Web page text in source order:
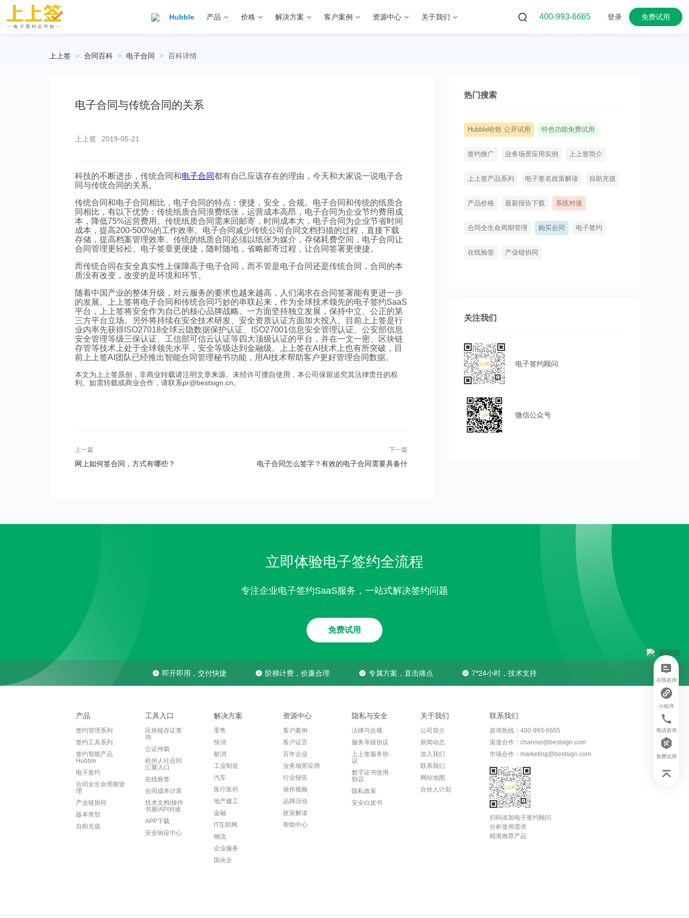
Hubble 产品 价格 解决方案 客户案例 资源中心 关于我们 400-993-6665 登录 免费试用
上上签 > 合同百科 > 电子合同 > 百科详情
电子合同与传统合同的关系
上上签 2019-05-21
科技的不断进步，传统合同和电子合同都有自己应该存在的理由，今天和大家说一说电子合
同与传统合同的关系。
传统合同和电子合同相比，电子合同的特点：便捷，安全，合规。电子合同和传统的纸质合
同相比，有以下优势：传统纸质合同浪费纸张，运营成本高昂，电子合同为企业节约费用成
本，降低75%运营费用。传统纸质合同需来回邮寄，时间成本大，电子合同为企业节省时间
成本，提高200-500%的工作效率。电子合同减少传统公司合同文档扫描的过程，直接下载
存储，提高档案管理效率。传统的纸质合同必须以纸张为媒介，存储耗费空间，电子合同让
合同管理更轻松。电子签章更便捷，随时随地，省略邮寄过程，让合同签署更便捷。
而传统合同在安全真实性上保障高于电子合同，而不管是电子合同还是传统合同，合同的本
质没有改变，改变的是环境和环节。
随着中国产业的整体升级，对云服务的要求也越来越高，人们渴求在合同签署能有更进一步
的发展。上上签将电子合同和传统合同巧妙的串联起来，作为全球技术领先的电子签约SaaS
平台，上上签将安全作为自己的核心品牌战略。一方面坚持独立发展，保持中立、公正的第
三方平台立场。另外将持续在安全技术研发、安全资质认证方面加大投入。目前上上签是行
业内率先获得ISO27018全球云隐数据保护认证、ISO27001信息安全管理认证、公安部信息
安全管理等级三保认证、工信部可信云认证等四大顶级认证的平台，并在一文一密、区块链
存管等技术上处于全球领先水平，安全等级达到金融级。上上签在AI技术上也有所突破，目
前上上签AI团队已经推出智能合同管理秘书功能，用AI技术帮助客户更好管理合同数据。
本文为上上签原创，非商业转载请注明文章来源。未经许可擅自使用，本公司保留追究其法律责任的权
利。如需转载或商业合作，请联系pr@bestsign.cn。
上一篇
网上如何签合同，方式有哪些？
下一篇
电子合同怎么签字？有效的电子合同需要具备什
热门搜索
Hubble哈勃 公开试用 特色功能免费试用
签约推广 业务场景应用实例 上上签简介
上上签产品系列 电子签名政策解读 自助充值
产品价格 最新报告下载 系统对接
合同全生命周期管理 购买合同 电子签约
在线验签 产业链协同
关注我们
电子签约顾问
微信公众号
立即体验电子签约全流程
专注企业电子签约SaaS服务，一站式解决签约问题
免费试用
即开即用，交付快捷 阶梯计费，价廉合理 专属方案，直击痛点 7*24小时，技术支持
产品
签约管理系列
签约工具系列
签约智能产品
Hubble
电子签约
合同全生命周期管
理
产业链协同
版本类型
自助充值
工具入口
区块链存证查
询
公证仲裁
杭州人社合同
汇聚入口
在线验签
合同成本计算
技术文档/操作
书册/API对接
APP下载
安全响应中心
解决方案
零售
快消
耐消
工业制造
汽车
医疗医药
地产建工
金融
IT互联网
物流
企业服务
国央企
资源中心
客户案例
客户证言
百年企业
业务场景应用
行业报告
操作视频
品牌活动
政策解读
帮助中心
隐私与安全
法律与合规
服务等级协议
上上签服务协
议
数字证书使用
协议
隐私政策
安全白皮书
关于我们
公司简介
新闻动态
加入我们
联系我们
网站地图
合伙人计划
联系我们
咨询热线：400-993-6665
渠道合作：channel@bestsign.com
市场合作：marketing@bestsign.com
扫码添加电子签约顾问
分析使用需求
精准推荐产品
在线咨询
小程序
电话咨询
免费试用